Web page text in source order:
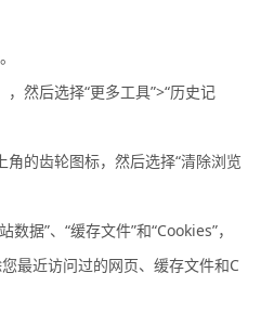
然后选择“更多工具”>“历史记
的齿轮图标，然后选择“清除浏览
据”、“缓存文件”和“Cookies”，
最近访问过的网页、缓存文件和C